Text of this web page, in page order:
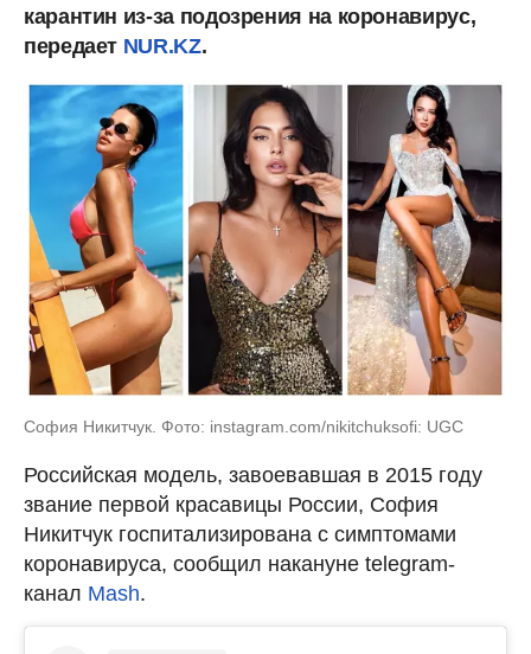
карантин из-за подозрения на коронавирус,
передает NUR.KZ.
София Никитчук. Фото: instagram.com/nikitchuksofi: UGC
Российская модель, завоевавшая в 2015 году
звание первой красавицы России, София
Никитчук госпитализирована с симптомами
коронавируса, сообщил накануне telegram-
канал Mash.